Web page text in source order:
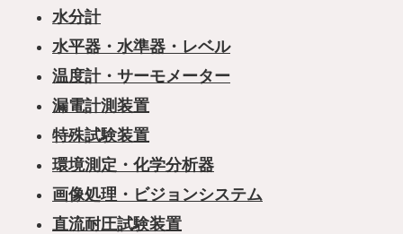
水分計
水平器・水準器・レベル
温度計・サーモメーター
漏電計測装置
特殊試験装置
環境測定・化学分析器
画像処理・ビジョンシステム
直流耐圧試験装置